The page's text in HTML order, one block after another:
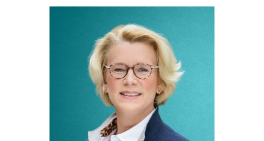
PARLAMENTE
SPENDEN
MITGLIED WERDEN!